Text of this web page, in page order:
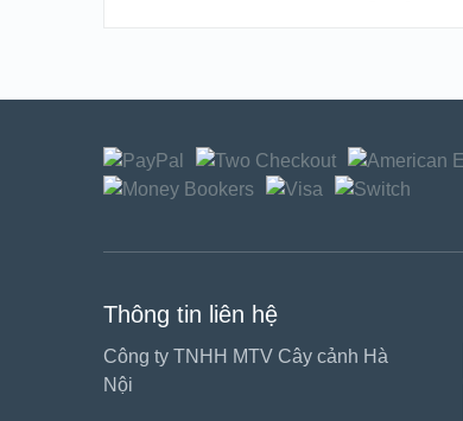
VIEW DETAILS
Thông tin liên hệ
Công ty TNHH MTV Cây cảnh Hà
Nội